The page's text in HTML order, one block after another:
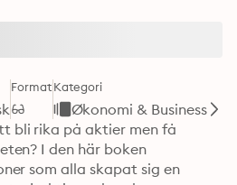
FormatKategori
Økonomi & Business
bli rika på aktier men få
I den här boken
som alla skapat sig en